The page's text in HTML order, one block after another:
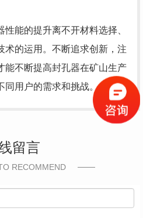
能的提升离不开材料选择、
术的运用。不断追求创新，注
能不断提高封孔器在矿山生产
同用户的需求和挑战。
留言
RECOMMEND